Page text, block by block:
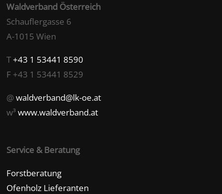
Waldverband Österreich
Schauflergasse 6
A-1015 Wien
T+43 1 53441 8590
F +43 1 53441 8529
@waldverband@lk-oe.at
w³www.waldverband.at
Service & Beratung
Forstberatung
Ofenholz Lieferanten